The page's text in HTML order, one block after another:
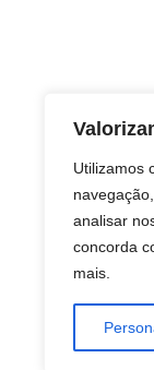
Utilizamos
analisar
concorda
mais.